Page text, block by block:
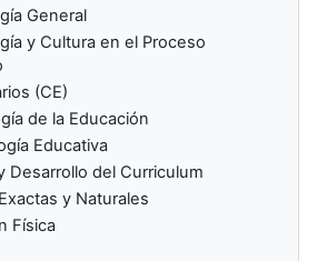
General
y Cultura en el Proceso
(CE)
de la Educación
Educativa
Desarrollo del Curriculum
y Naturales
Física